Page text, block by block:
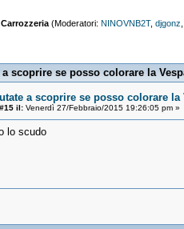
(Moderatori: NINOVNB2T, djgonz
scoprire se posso colorare la
a scoprire se posso colorare la
il: Venerdì 27/Febbraio/2015 19:26:05 pm »
lo scudo